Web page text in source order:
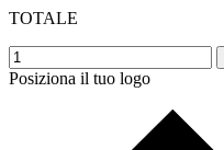
TOTALE
Posiziona il tuo logo